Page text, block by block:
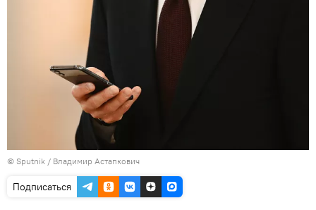
© Sputnik / Владимир Астапкович
Подписаться